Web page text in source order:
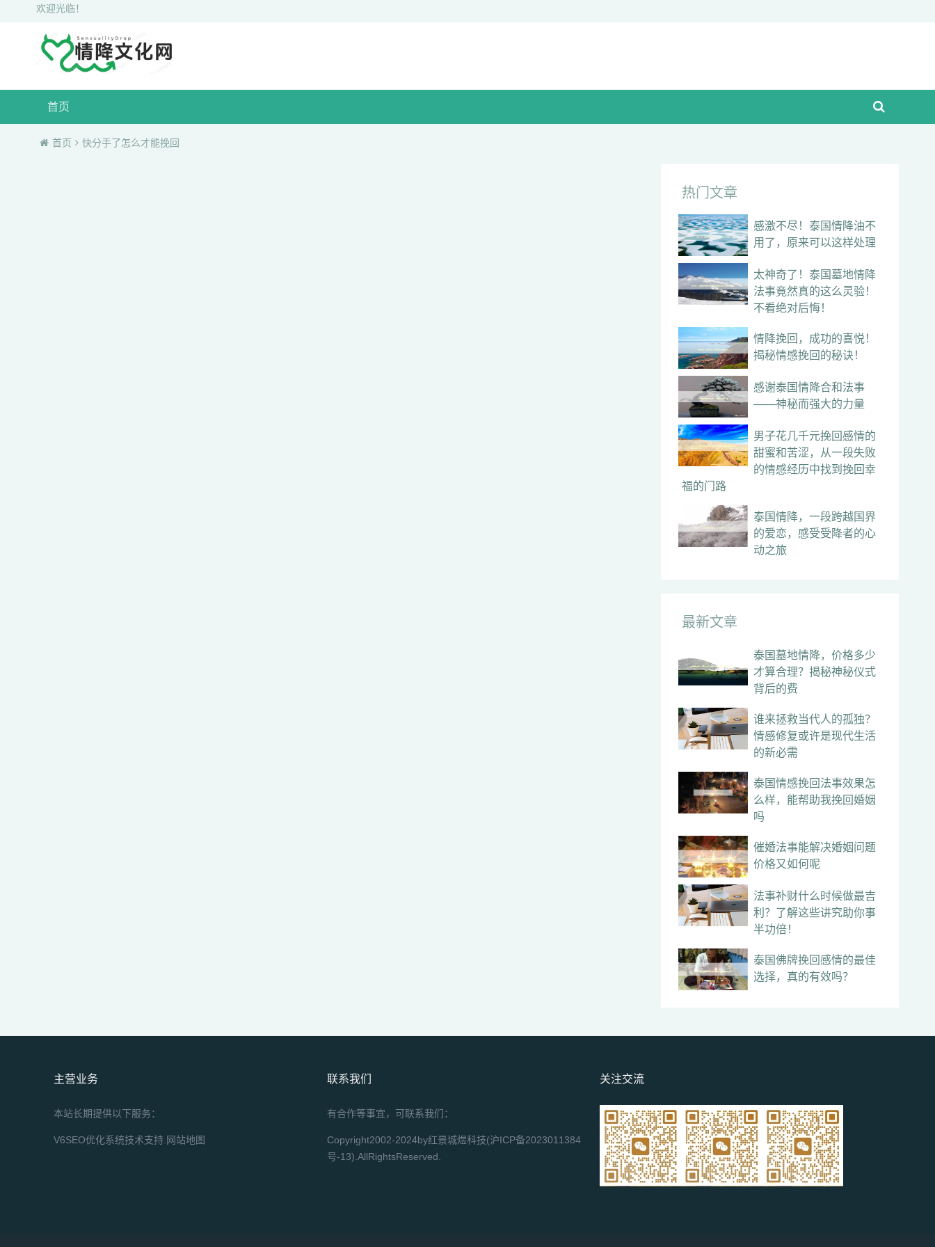
欢迎光临！
首页
首页 快分手了怎么才能挽回
热门文章
感激不尽！泰国情降油不
用了，原来可以这样处理
太神奇了！泰国墓地情降
法事竟然真的这么灵验！
不看绝对后悔！
情降挽回，成功的喜悦！
揭秘情感挽回的秘诀！
感谢泰国情降合和法事
——神秘而强大的力量
男子花几千元挽回感情的
甜蜜和苦涩，从一段失败
的情感经历中找到挽回幸
福的门路
泰国情降，一段跨越国界
的爱恋，感受受降者的心
动之旅
最新文章
泰国墓地情降，价格多少
才算合理？揭秘神秘仪式
背后的费
谁来拯救当代人的孤独？
情感修复或许是现代生活
的新必需
泰国情感挽回法事效果怎
么样，能帮助我挽回婚姻
吗
催婚法事能解决婚姻问题
价格又如何呢
法事补财什么时候做最吉
利？了解这些讲究助你事
半功倍！
泰国佛牌挽回感情的最佳
选择，真的有效吗？
主营业务
本站长期提供以下服务：
V6SEO优化系统技术支持. 网站地图
联系我们
有合作等事宜，可联系我们：
Copyright2002-2024by红景城煜科技(沪ICP备2023011384
号-13).AllRightsReserved.
关注交流